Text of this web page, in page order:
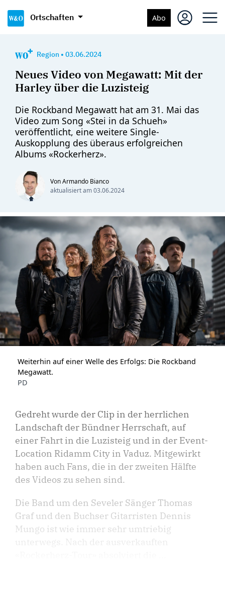
Ortschaften Abo
Region • 03.06.2024
Neues Video von Megawatt: Mit der
Harley über die Luzisteig
Die Rockband Megawatt hat am 31. Mai das
Video zum Song «Stei in da Schueh»
veröffentlicht, eine weitere Single-
Auskopplung des überaus erfolgreichen
Albums «Rockerherz».
Von Armando Bianco
aktualisiert am03.06.2024
Weiterhin auf einer Welle des Erfolgs: Die Rockband
Megawatt.
PD
Gedreht wurde der Clip in der herrlichen
Landschaft der Bündner Herrschaft, auf
einer Fahrt in die Luzisteig und in der Event-
Location Ridamm City in Vaduz. Mitgewirkt
haben auch Fans, die in der zweiten Hälfte
des Videos zu sehen sind.
Die Band um den Seveler Sänger Thomas
Graf und den Buchser Gitarristen Dennis
Mungo ist wie immer sehr umtriebig